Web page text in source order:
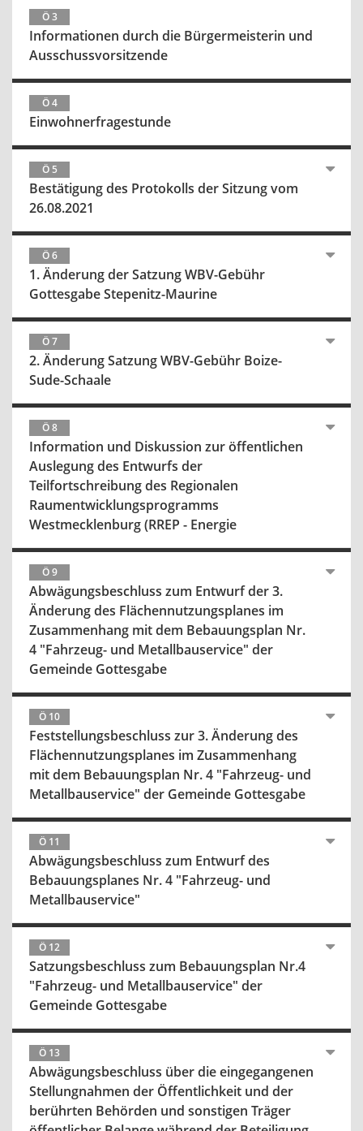
Ö 3
Informationen durch die Bürgermeisterin und
Ausschussvorsitzende
Ö 4
Einwohnerfragestunde
Ö 5
Bestätigung des Protokolls der Sitzung vom
26.08.2021
Ö 6
1. Änderung der Satzung WBV-Gebühr
Gottesgabe Stepenitz-Maurine
Ö 7
2. Änderung Satzung WBV-Gebühr Boize-
Sude-Schaale
Ö 8
Information und Diskussion zur öffentlichen
Auslegung des Entwurfs der
Teilfortschreibung des Regionalen
Raumentwicklungsprogramms
Westmecklenburg (RREP - Energie
Ö 9
Abwägungsbeschluss zum Entwurf der 3.
Änderung des Flächennutzungsplanes im
Zusammenhang mit dem Bebauungsplan Nr.
4 "Fahrzeug- und Metallbauservice" der
Gemeinde Gottesgabe
Ö 10
Feststellungsbeschluss zur 3. Änderung des
Flächennutzungsplanes im Zusammenhang
mit dem Bebauungsplan Nr. 4 "Fahrzeug- und
Metallbauservice" der Gemeinde Gottesgabe
Ö 11
Abwägungsbeschluss zum Entwurf des
Bebauungsplanes Nr. 4 "Fahrzeug- und
Metallbauservice"
Ö 12
Satzungsbeschluss zum Bebauungsplan Nr.4
"Fahrzeug- und Metallbauservice" der
Gemeinde Gottesgabe
Ö 13
Abwägungsbeschluss über die eingegangenen
Stellungnahmen der Öffentlichkeit und der
berührten Behörden und sonstigen Träger